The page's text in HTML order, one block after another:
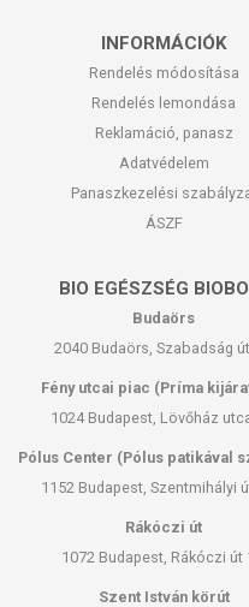
INFORMÁCIÓK
Rendelés módosítása
Rendelés lemondása
Reklamáció, panasz
Adatvédelem
Panaszkezelési
ÁSZF
BIO EGÉSZSÉG
Budaörs
2040 Budaörs, Szabadság út
Fény utcai piac (Príma
1024 Budapest, Lövőház
Pólus Center (Pólus patikával
1152 Budapest, Szentmihályi
Rákóczi út
1072 Budapest, Rákóczi út
Szent István körút